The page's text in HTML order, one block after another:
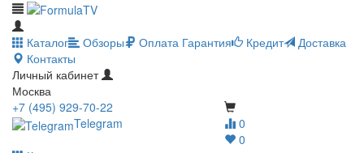
Каталог Обзоры Оплата Гарантия Кредит
Доставка
Контакты
Личный кабинет
Москва
0
0
+7 (495) 929-70-22
Telegram